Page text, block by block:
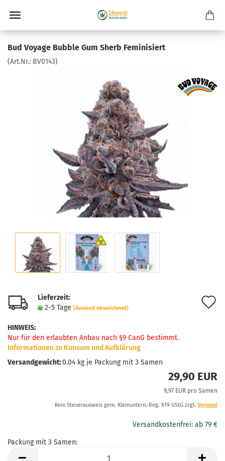
Bud Voyage Bubble Gum Sherb Feminisiert
(Art.Nr.: BV0143)
Lieferzeit:
2-5 Tage (Ausland abweichend)
HINWEIS:
Nur für den erlaubten Anbau nach §9 CanG bestimmt.
Informationen zu Konsum und Aufklärung
Versandgewicht:0.04 kg je Packung mit 3 Samen
29,90 EUR
9,97 EUR pro Samen
Kein Steuerausweis gem. Kleinuntern.-Reg. §19 UStG zzgl. Versand
Packung mit 3 Samen: